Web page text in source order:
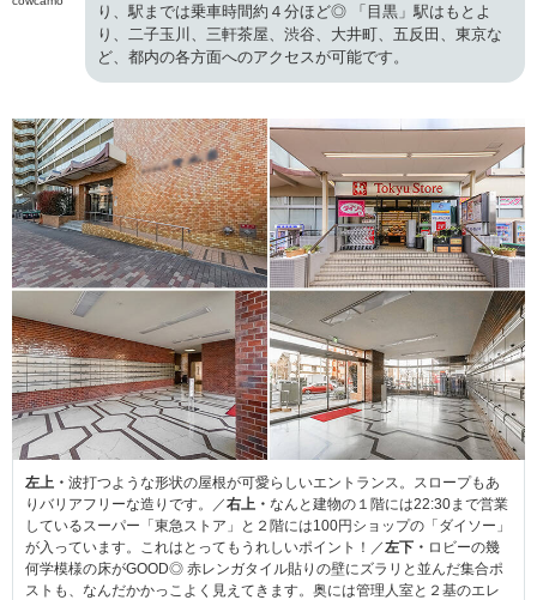
り、駅までは乗車時間約４分ほど◎ 「目黒」駅はもとよ
り、二子玉川、三軒茶屋、渋谷、大井町、五反田、東京な
ど、都内の各方面へのアクセスが可能です。
左上・ 波打つような形状の屋根が可愛らしいエントランス。スロープもあ
りバリアフリーな造りです。／右上・ なんと建物の１階には22:30まで営業
しているスーパー「東急ストア」と２階には100円ショップの「ダイソー」
が入っています。これはとってもうれしいポイント！／左下・ ロビーの幾
何学模様の床がGOOD◎ 赤レンガタイル貼りの壁にズラリと並んだ集合ポ
ストも、なんだかかっこよく見えてきます。奥には管理人室と２基のエレ